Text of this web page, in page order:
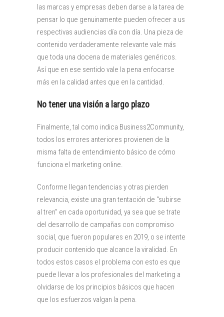
las marcas y empresas deben darse a la tarea de
pensar lo que genuinamente pueden ofrecer a us
respectivas audiencias día con día. Una pieza de
contenido verdaderamente relevante vale más
que toda una docena de materiales genéricos.
Así que en ese sentido vale la pena enfocarse
más en la calidad antes que en la cantidad.
No tener una visión a largo plazo
Finalmente, tal como indica Business2Community,
todos los errores anteriores provienen de la
misma falta de entendimiento básico de cómo
funciona el marketing online.
Conforme llegan tendencias y otras pierden
relevancia, existe una gran tentación de “subirse
al tren” en cada oportunidad, ya sea que se trate
del desarrollo de campañas con compromiso
social, que fueron populares en 2019, o se intente
producir contenido que alcance la viralidad. En
todos estos casos el problema con esto es que
puede llevar a los profesionales del marketing a
olvidarse de los principios básicos que hacen
que los esfuerzos valgan la pena.